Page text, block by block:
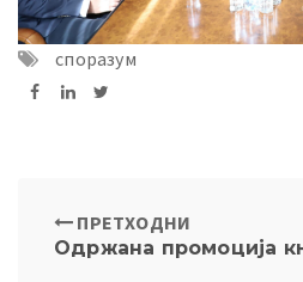
споразум
ПРЕТХОДНИ